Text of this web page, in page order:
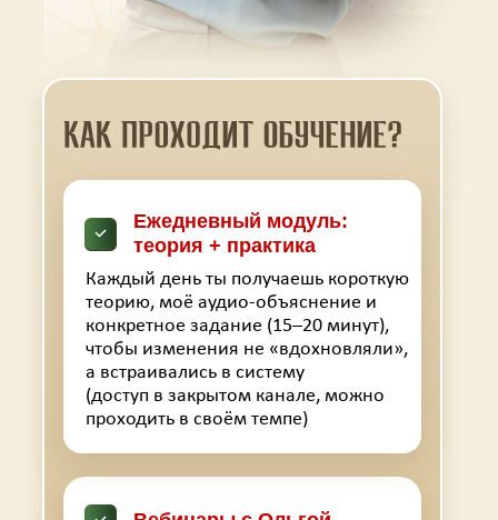
Ежедневный модуль:
теория + практика
Каждый день ты получаешь короткую
теорию, моё аудио-объяснение и
конкретное задание (15–20 минут),
чтобы изменения не «вдохновляли»,
а встраивались в систему
(доступ в закрытом канале, можно
проходить в своём темпе)